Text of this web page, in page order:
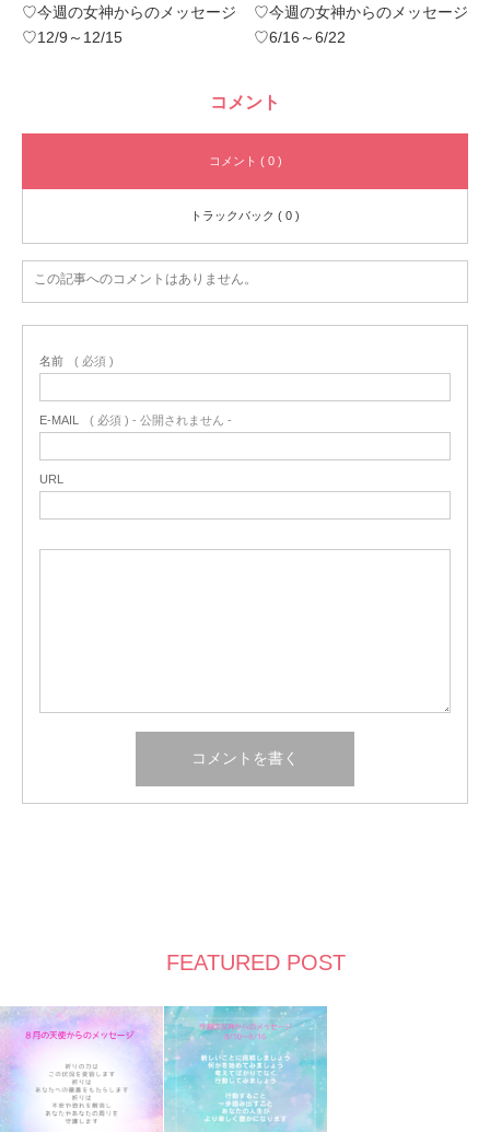
♡今週の女神からのメッセージ
♡12/9～12/15
♡今週の女神からのメッセージ
♡6/16～6/22
コメント
コメント ( 0 )
トラックバック ( 0 )
この記事へのコメントはありません。
名前 ( 必須 )
E-MAIL ( 必須 ) - 公開されません -
URL
FEATURED POST